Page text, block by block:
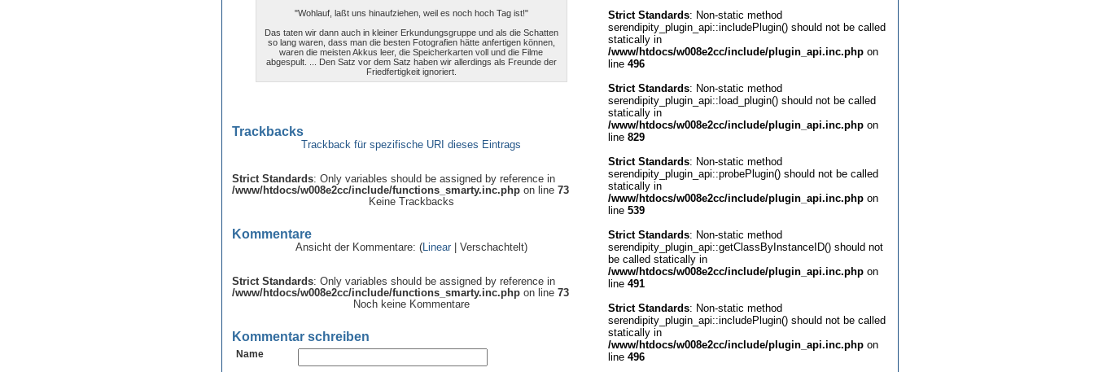
"Wohlauf, laßt uns hinaufziehen, weil es noch hoch Tag ist!"
Das taten wir dann auch in kleiner Erkundungsgruppe und als die Schatten
so lang waren, dass man die besten Fotografien hätte anfertigen können,
waren die meisten Akkus leer, die Speicherkarten voll und die Filme
abgespult. ... Den Satz vor dem Satz haben wir allerdings als Freunde der
Friedfertigkeit ignoriert.
Trackbacks
Trackback für spezifische URI dieses Eintrags
Strict Standards: Only variables should be assigned by reference in
/www/htdocs/w008e2cc/include/functions_smarty.inc.php on line 73
Keine Trackbacks
Kommentare
Ansicht der Kommentare: (Linear| Verschachtelt)
Strict Standards: Only variables should be assigned by reference in
/www/htdocs/w008e2cc/include/functions_smarty.inc.php on line 73
Noch keine Kommentare
Kommentar schreiben
Name
Strict Standards: Non-static method
serendipity_plugin_api::includePlugin() should not be called
statically in
/www/htdocs/w008e2cc/include/plugin_api.inc.php on
line 496
Strict Standards: Non-static method
serendipity_plugin_api::load_plugin() should not be called
statically in
/www/htdocs/w008e2cc/include/plugin_api.inc.php on
line 829
Strict Standards: Non-static method
serendipity_plugin_api::probePlugin() should not be called
statically in
/www/htdocs/w008e2cc/include/plugin_api.inc.php on
line 539
Strict Standards: Non-static method
serendipity_plugin_api::getClassByInstanceID() should not
be called statically in
/www/htdocs/w008e2cc/include/plugin_api.inc.php on
line 491
Strict Standards: Non-static method
serendipity_plugin_api::includePlugin() should not be called
statically in
/www/htdocs/w008e2cc/include/plugin_api.inc.php on
line 496